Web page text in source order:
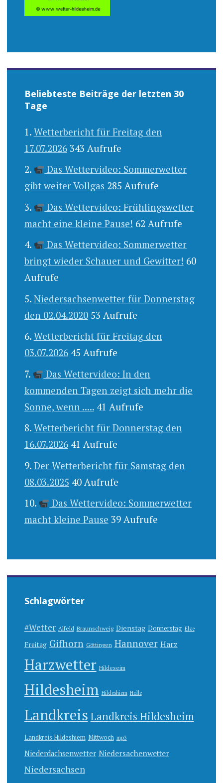
Beliebteste Beiträge der letzten 30
Tage
Wetterbericht für Freitag den
17.07.2026 343 Aufrufe
Das Wettervideo: Sommerwetter
gibt weiter Vollgas 285 Aufrufe
Das Wettervideo: Frühlingswetter
macht eine kleine Pause! 62 Aufrufe
Das Wettervideo: Sommerwetter
bringt wieder Schauer und Gewitter! 60
Aufrufe
Niedersachsenwetter für Donnerstag
den 02.04.2020 53 Aufrufe
Wetterbericht für Freitag den
03.07.2026 45 Aufrufe
Das Wettervideo: In den
kommenden Tagen zeigt sich mehr die
Sonne, wenn ..... 41 Aufrufe
Wetterbericht für Donnerstag den
16.07.2026 41 Aufrufe
Der Wetterbericht für Samstag den
08.03.2025 40 Aufrufe
Das Wettervideo: Sommerwetter
macht kleine Pause 39 Aufrufe
Schlagwörter
#Wetter Alfeld Braunschweig Dienstag Donnerstag Elze
Freitag Gifhorn Göttingen Hannover Harz
Harzwetter Hildeseim
Hildesheim Hildeshiem Holle
Landkreis Landkreis Hildesheim
Landkreis Hildeshiem Mittwoch mp3
Niederdachsenwetter Niedersachenwetter
Niedersachsen